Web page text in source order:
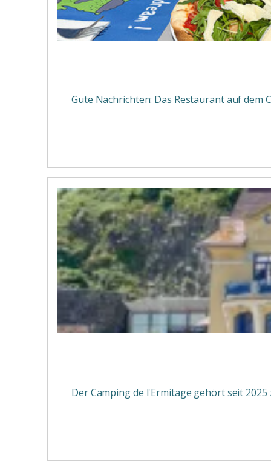
Gute Nachrichten: Das Restaurant auf
Der Camping de l'Ermitage gehört seit